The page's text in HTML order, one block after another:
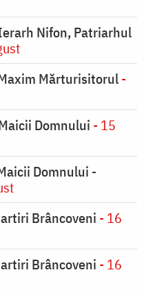
Nifon, Patriarhul
Mărturisitorul-
Domnului - 15
Domnului -
Brâncoveni - 16
Brâncoveni - 16